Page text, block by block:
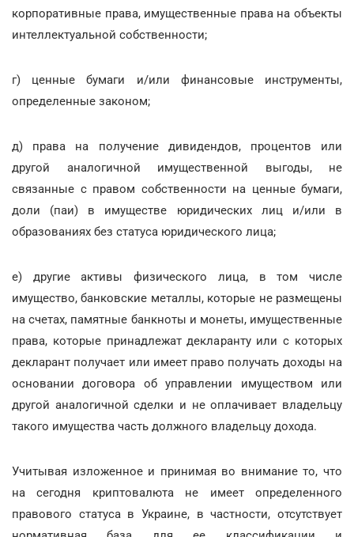
корпоративные права, имущественные права на объекты
интеллектуальной собственности;
г) ценные бумаги и/или финансовые инструменты,
определенные законом;
д) права на получение дивидендов, процентов или
другой аналогичной имущественной выгоды, не
связанные с правом собственности на ценные бумаги,
доли (паи) в имуществе юридических лиц и/или в
образованиях без статуса юридического лица;
е) другие активы физического лица, в том числе
имущество, банковские металлы, которые не размещены
на счетах, памятные банкноты и монеты, имущественные
права, которые принадлежат декларанту или с которых
декларант получает или имеет право получать доходы на
основании договора об управлении имуществом или
другой аналогичной сделки и не оплачивает владельцу
такого имущества часть должного владельцу дохода.
Учитывая изложенное и принимая во внимание то, что
на сегодня криптовалюта не имеет определенного
правового статуса в Украине, в частности, отсутствует